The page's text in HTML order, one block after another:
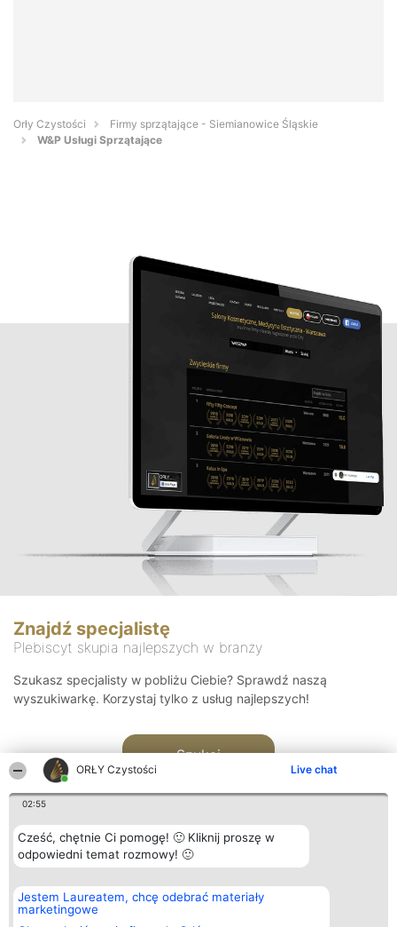
ORŁY Czystości Live chat
02:55
Cześć, chętnie Ci pomogę! 🙂 Kliknij proszę w
odpowiedni temat rozmowy! 🙂
Jestem Laureatem, chcę odebrać materiały
marketingowe
Orły Czystości
Firmy sprzątające - Siemianowice Śląskie
W&P Usługi Sprzątające
Znajdź specjalistę
Plebiscyt skupia najlepszych w branży
Szukasz specjalisty w pobliżu Ciebie? Sprawdź naszą
wyszukiwarkę. Korzystaj tylko z usług najlepszych!
Szukaj
Organizator plebiscytu
Bright Side Solutions sp. z o.
o. sp. k.
ul. Ruska 22
Plebiscyt
Laureaci
wszystkich
Kontakt
Kontakt